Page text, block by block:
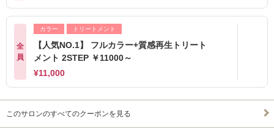
全
員
カラー トリートメント
【人気NO.1】 フルカラー+質感再生トリート
メント 2STEP ￥11000～
¥11,000
このサロンのすべてのクーポンを見る